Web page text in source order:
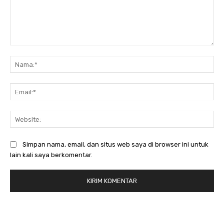
Simpan nama, email, dan situs web saya di browser ini untuk
lain kali saya berkomentar.